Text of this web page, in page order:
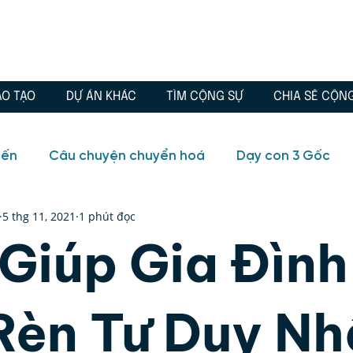
TẠO DỰ ÁN KHÁC TÌM CỘNG SỰ CHIA SẺ
Câu chuyện chuyển hoá Dạy con 3 Gốc
Blog Câu chuyện chuyển hoá
Tình yêu Đông phương học Quà tặng
lành Tuổi trẻ Video Blog Huyền
Gia Đình
Tư Duy
5 thg 11, 2021 1 phút đọc